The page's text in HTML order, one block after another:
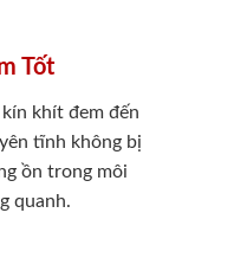
Tốt
khít đem đến
tĩnh không bị
ồn trong môi
quanh.